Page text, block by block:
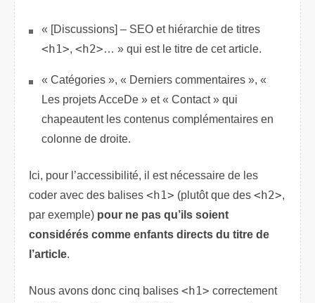
« [Discussions] – SEO et hiérarchie de titres
<h1>, <h2>… » qui est le titre de cet article.
« Catégories », « Derniers commentaires », «
Les projets AcceDe » et « Contact » qui
chapeautent les contenus complémentaires en
colonne de droite.
Ici, pour l’accessibilité, il est nécessaire de les
coder avec des balises <h1> (plutôt que des <h2>,
par exemple) pour ne pas qu’ils soient
considérés comme enfants directs du titre de
l’article.
Nous avons donc cinq balises <h1> correctement